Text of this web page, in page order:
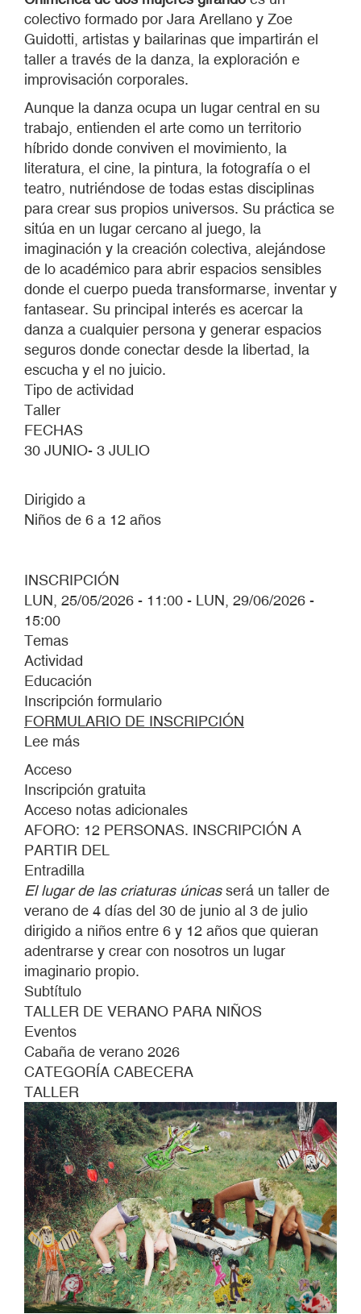
colectivo formado por Jara Arellano y Zoe
Guidotti, artistas y bailarinas que impartirán el
taller a través de la danza, la exploración e
improvisación corporales.
Aunque la danza ocupa un lugar central en su
trabajo, entienden el arte como un territorio
híbrido donde conviven el movimiento, la
literatura, el cine, la pintura, la fotografía o el
teatro, nutriéndose de todas estas disciplinas
para crear sus propios universos. Su práctica se
sitúa en un lugar cercano al juego, la
imaginación y la creación colectiva, alejándose
de lo académico para abrir espacios sensibles
donde el cuerpo pueda transformarse, inventar y
fantasear. Su principal interés es acercar la
danza a cualquier persona y generar espacios
seguros donde conectar desde la libertad, la
escucha y el no juicio.
Tipo de actividad
Taller
FECHAS
30 JUNIO- 3 JULIO
Dirigido a
Niños de 6 a 12 años
INSCRIPCIÓN
LUN, 25/05/2026 - 11:00 - LUN, 29/06/2026 -
15:00
Temas
Actividad
Educación
Inscripción formulario
FORMULARIO DE INSCRIPCIÓN
Lee más
LUGAR
DE
LAS
CRIATURAS
Acceso
Inscripción gratuita
Acceso notas adicionales
AFORO: 12 PERSONAS. INSCRIPCIÓN A
PARTIR DEL
Entradilla
El lugar de las criaturas únicasserá un taller de
verano de 4 días del 30 de junio al 3 de julio
dirigido a niños entre 6 y 12 años que quieran
adentrarse y crear con nosotros un lugar
imaginario propio.
Subtítulo
TALLER DE VERANO PARA NIÑOS
Eventos
Cabaña de verano 2026
CATEGORÍA CABECERA
TALLER